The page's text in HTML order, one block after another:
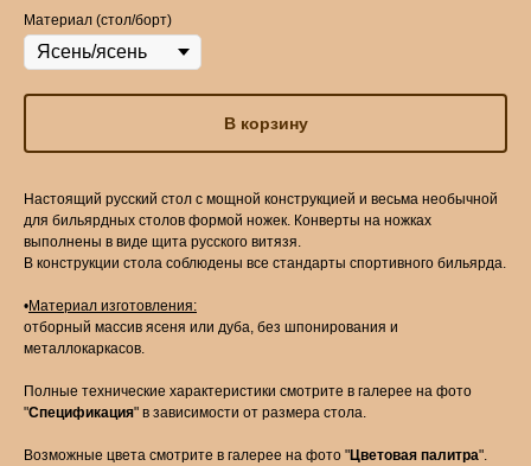
Материал (стол/борт)
В корзину
Настоящий русский стол с мощной конструкцией и весьма необычной
для бильярдных столов формой ножек. Конверты на ножках
выполнены в виде щита русского витязя.
В конструкции стола соблюдены все стандарты спортивного бильярда.
•Материал изготовления:
отборный массив ясеня или дуба, без шпонирования и
металлокаркасов.
Полные технические характеристики смотрите в галерее на фото
"Спецификация" в зависимости от размера стола.
Возможные цвета смотрите в галерее на фото "Цветовая палитра".